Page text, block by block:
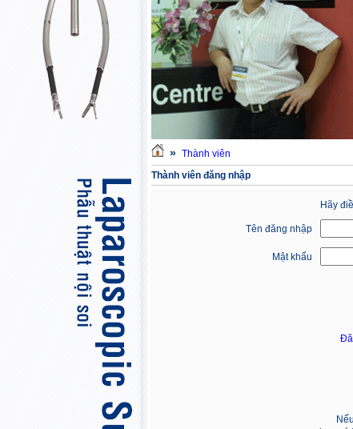
» Thành viên
Thành viên đăng nhập
Hãy
Tên đăng nhập
Mật khẩu